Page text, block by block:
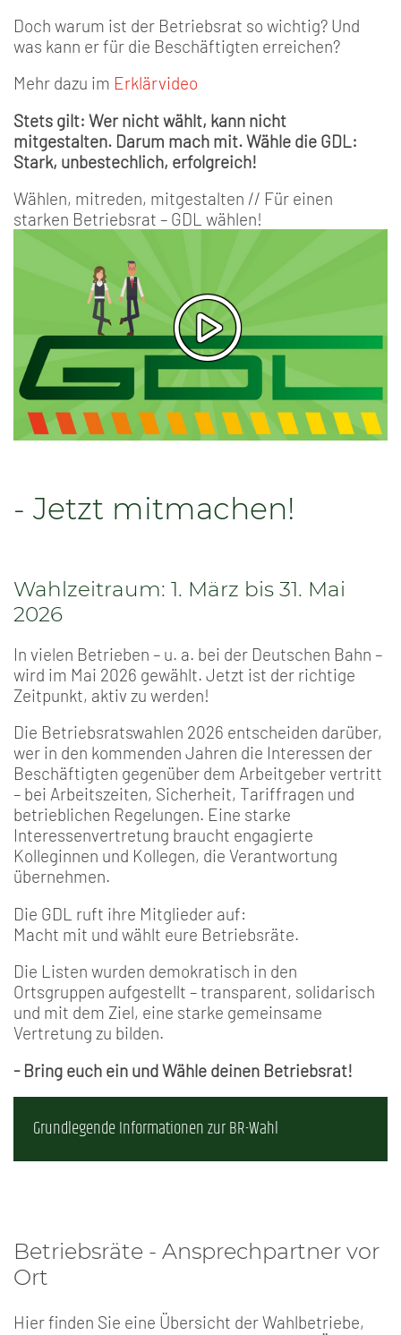
Doch warum ist der Betriebsrat so wichtig? Und
was kann er für die Beschäftigten erreichen?
Mehr dazu im Erklärvideo
Stets gilt: Wer nicht wählt, kann nicht
mitgestalten. Darum mach mit. Wähle die GDL:
Stark, unbestechlich, erfolgreich!
Wählen, mitreden, mitgestalten // Für einen
starken Betriebsrat – GDL wählen!
- Jetzt mitmachen!
Wahlzeitraum: 1. März bis 31. Mai
2026
In vielen Betrieben – u. a. bei der Deutschen Bahn –
wird im Mai 2026 gewählt. Jetzt ist der richtige
Zeitpunkt, aktiv zu werden!
Die Betriebsratswahlen 2026 entscheiden darüber,
wer in den kommenden Jahren die Interessen der
Beschäftigten gegenüber dem Arbeitgeber vertritt
– bei Arbeitszeiten, Sicherheit, Tariffragen und
betrieblichen Regelungen. Eine starke
Interessenvertretung braucht engagierte
Kolleginnen und Kollegen, die Verantwortung
übernehmen.
Die GDL ruft ihre Mitglieder auf:
Macht mit und wählt eure Betriebsräte.
Die Listen wurden demokratisch in den
Ortsgruppen aufgestellt – transparent, solidarisch
und mit dem Ziel, eine starke gemeinsame
Vertretung zu bilden.
- Bring euch ein und Wähle deinen Betriebsrat!
Grundlegende Informationen zur BR-Wahl
Betriebsräte - Ansprechpartner vor
Ort
Hier finden Sie eine Übersicht der Wahlbetriebe,